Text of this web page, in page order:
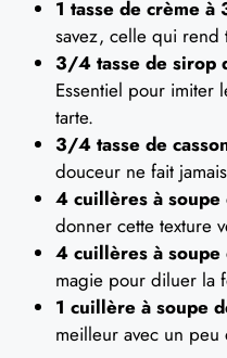
1 tasse de crème à
savez, celle qui rend
3/4 tasse de sirop
Essentiel pour imiter
tarte.
3/4 tasse de
douceur ne fait
4 cuillères à soupe
donner cette texture
4 cuillères à soupe
magie pour diluer la
1 cuillère à soupe
meilleur avec un